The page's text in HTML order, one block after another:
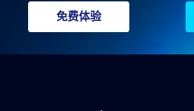
免费体验